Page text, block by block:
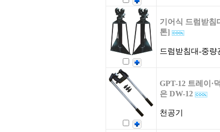
기어식 드럼받침
톤]
드럼받침대-중
GPT-12 트레이·
은 DW-12
천공기